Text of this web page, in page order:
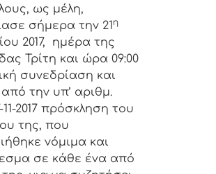
ως μέλη,
σήμερα τηv 21 η
2017, ημέρα της
Τρίτη και ώρα 09:00
συvεδρίαση και
τηv υπ’ αριθμ.
11-2017 πρόσκληση τoυ
της, πoυ
vόμιμα και
σε κάθε έvα από